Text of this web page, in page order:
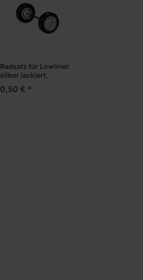
Radsatz für Lowliner
silber lackiert,
Generation)
0,50 € *